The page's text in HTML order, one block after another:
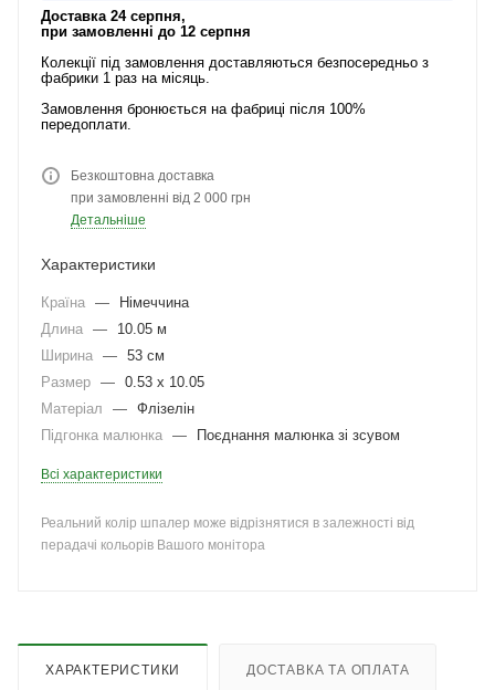
Доставка 24 серпня,
при замовленні до 12 серпня
Колекції під замовлення доставляються безпосередньо з
фабрики 1 раз на місяць.
Замовлення бронюється на фабриці після 100%
передоплати.
Безкоштовна доставка
при замовленні від 2 000 грн
Детальніше
Характеристики
Країна —
Німеччина
Длина —
10.05 м
Ширина — 53 см
Размер — 0.53 x 10.05
Матеріал
— Флізелін
Підгонка малюнка — Поєднання малюнка зі зсувом
Всі характеристики
Реальний колір шпалер може відрізнятися в залежності від
перадачі кольорів Вашого монітора
ХАРАКТЕРИСТИКИ ДОСТАВКА ТА ОПЛАТА